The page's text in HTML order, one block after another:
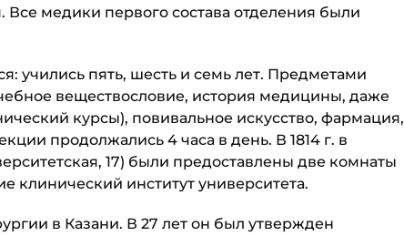
медики первого состава отделения были
учились пять, шесть и семь лет. Предметами
веществословие, история медицины, даже
курсы), повивальное искусство, фарма­ция,
продолжались 4 часа в день. В 1814 г. в
17) были предоставлены две комнаты
клинический институт университета.
в Казани. В 27 лет он был утвержден